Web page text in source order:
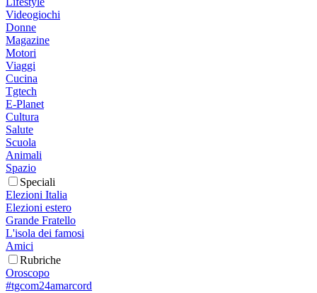
Videogiochi
Donne
Magazine
Motori
Viaggi
Cucina
Tgtech
E-Planet
Cultura
Salute
Scuola
Animali
Spazio
Speciali
Elezioni Italia
Elezioni estero
Grande Fratello
L'isola dei famosi
Amici
Rubriche
Oroscopo
#tgcom24amarcord